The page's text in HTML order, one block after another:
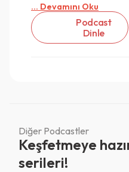
... Devamını Oku
Podcast
Dinle
Diğer Podcastler
Keşfetmeye
serileri!